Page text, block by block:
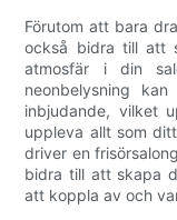
Förutom att bara
också bidra till att
atmosfär i din
neonbelysning
inbjudande, vilket
uppleva allt som
driver en
bidra till att skapa
att koppla av och